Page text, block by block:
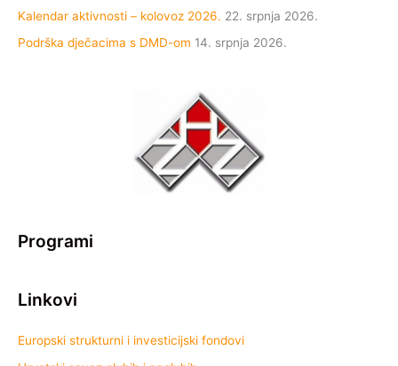
Kalendar aktivnosti – kolovoz 2026. 22. srpnja 2026.
Podrška dječacima s DMD-om 14. srpnja 2026.
Programi
Linkovi
Europski strukturni i investicijski fondovi